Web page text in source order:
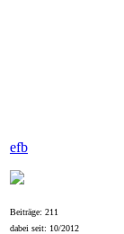
efb
Beiträge: 211
dabei seit: 10/2012